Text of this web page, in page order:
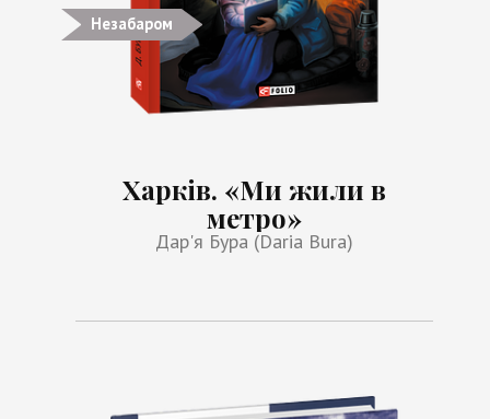
Незабаром
Харків. «Ми жили в
метро»
Дар'я Бура (Daria Bura)